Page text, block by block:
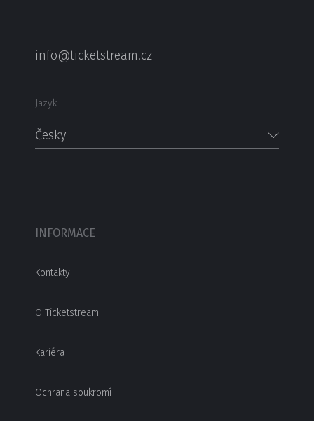
info@ticketstream.cz
Jazyk
Česky
INFORMACE
Kontakty
O Ticketstream
Kariéra
Ochrana soukromí